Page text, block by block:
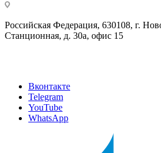
Российская Федерация, 630108, г.
Станционная, д. 30а, офис 15
Вконтакте
Telegram
YouTube
WhatsApp